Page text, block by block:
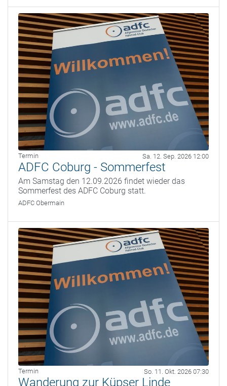
Termin Sa. 12. Sep. 2026 12:00
ADFC Coburg - Sommerfest
Am Samstag den 12.09.2026 findet wieder das
Sommerfest des ADFC Coburg statt.
ADFC Obermain
Termin So. 11. Okt. 2026 07:30
Wanderung zur Küpser Linde